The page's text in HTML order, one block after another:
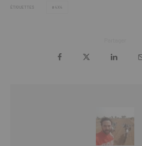
ÉTIQUETTES 4X4